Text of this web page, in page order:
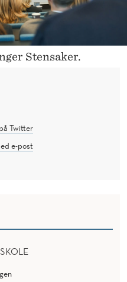
Stensaker.
Twitter
e-post